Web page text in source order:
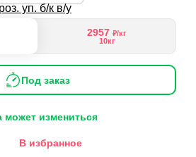
2957 ₽/кг
10кг
Под заказ
может измениться
В избранное